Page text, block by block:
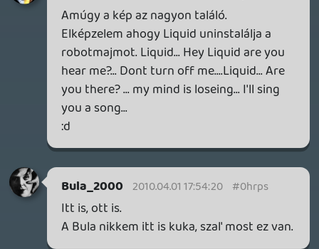
Doberman 2010.04.01 17:00:04 #0hrpi
azbiza
Bula_2000 2010.04.01 16:36:44
Katasztrófa.
drag
A monoton részre ment, nem a #1-ra.
Lonewolf 2010.04.01 15:58:06